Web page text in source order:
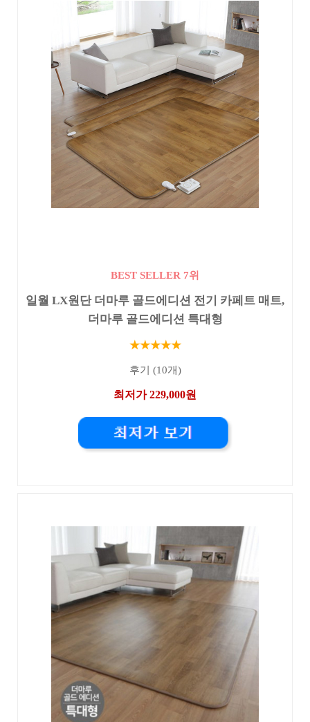
BEST SELLER 7위
일월 LX원단 더마루 골드에디션 전기 카페트 매트,
더마루 골드에디션 특대형
★★★★★
후기 (10개)
최저가 229,000원